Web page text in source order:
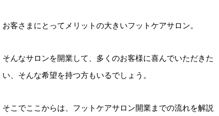
お客さまにとってメリットの大きいフットケアサロン。
そんなサロンを開業して、多くのお客様に喜んでいただきた
い、そんな希望を持つ方もいるでしょう。
そこでここからは、フットケアサロン開業までの流れを解説